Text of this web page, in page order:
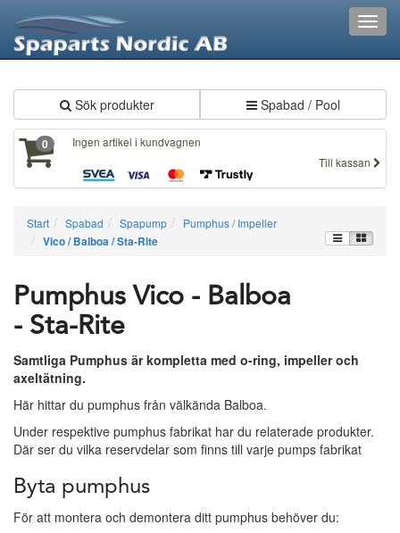
Sök produkter Spabad / Pool
0
Ingen artikel i kundvagnen
Till kassan
Start Spabad Spapump
Pumphus / Impeller
Vico / Balboa / Sta-Rite
Pumphus Vico - Balboa
- Sta-Rite
Samtliga Pumphus är kompletta med o-ring, impeller och
axeltätning.
Här hittar du pumphus från välkända Balboa.
Under respektive pumphus fabrikat har du relaterade produkter.
Där ser du vilka reservdelar som finns till varje pumps fabrikat
Byta pumphus
För att montera och demontera ditt pumphus behöver du: